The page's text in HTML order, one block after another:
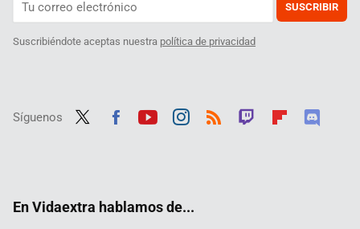
SUSCRIBIR
Suscribiéndote aceptas nuestra política de privacidad
Síguenos
En Vidaextra hablamos de...